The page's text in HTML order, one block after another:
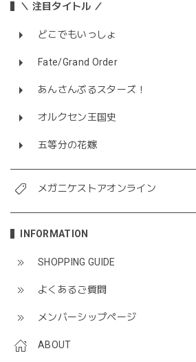
＼ 注目タイトル ／
どこでもいっしょ
Fate/Grand Order
あんさんぶるスターズ！
オルクセン王国史
五等分の花嫁
メガニケストアオンライン
INFORMATION
SHOPPING GUIDE
よくあるご質問
メンバーシップページ
ABOUT